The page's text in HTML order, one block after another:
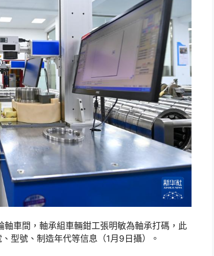
軸車間，軸承組車輛鉗工張明敏為軸承打碼，此
型號、制造年代等信息（1月9日攝）。